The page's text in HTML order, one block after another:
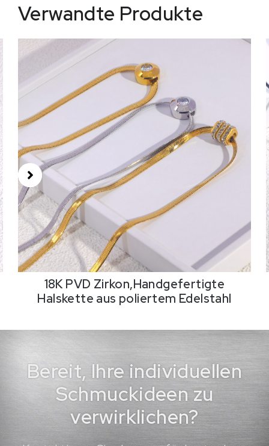
Verwandte Produkte
18K PVD Zirkon,Handgefertigte
Halskette aus poliertem Edelstahl
Bereit, Ihre individuellen
Schmuckideen zu
verwirklichen?